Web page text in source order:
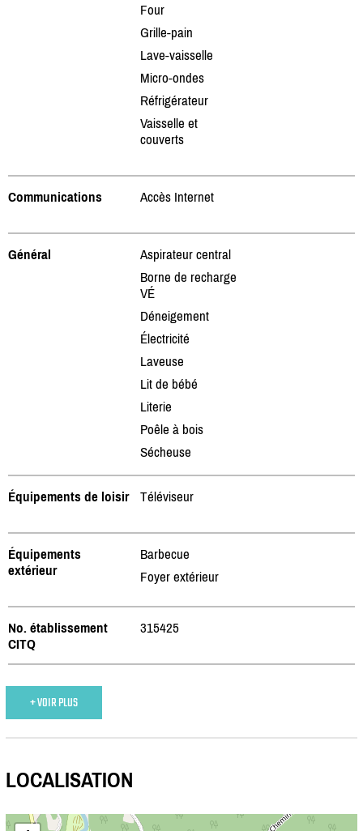
Four
Grille-pain
Lave-vaisselle
Micro-ondes
Réfrigérateur
Vaisselle et
couverts
Communications Accès Internet
Général
Aspirateur central
Borne de recharge
VÉ
Déneigement
Électricité
Laveuse
Lit de bébé
Literie
Poêle à bois
Sécheuse
Équipements de loisir Téléviseur
Équipements
extérieur
Barbecue
Foyer extérieur
No. établissement
CITQ
315425
+ VOIR PLUS
LOCALISATION